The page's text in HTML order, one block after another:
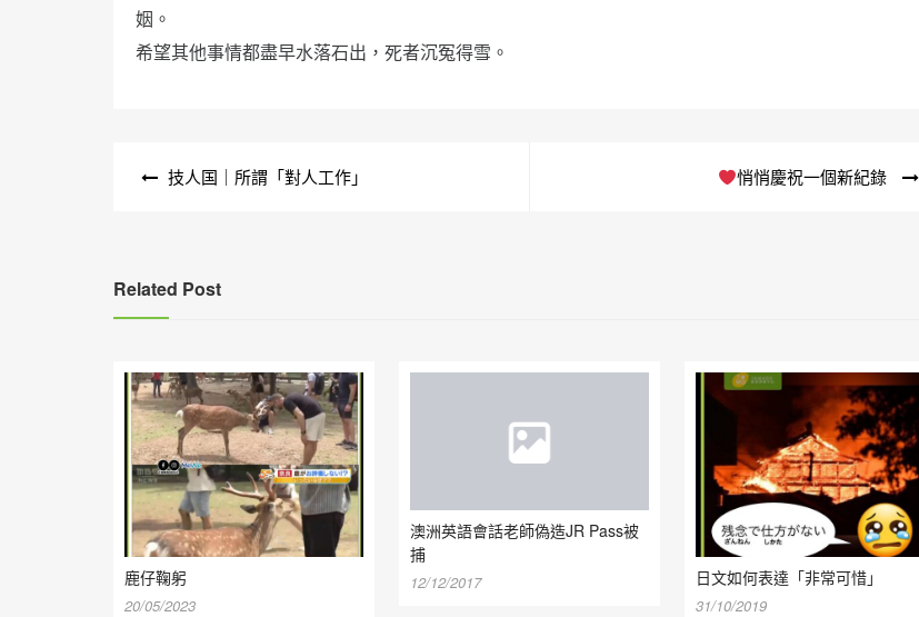
姻。
希望其他事情都盡早水落石出，死者沉冤得雪。
技人国｜所謂「對人工作」 悄悄慶祝一個新紀錄
Related Post
鹿仔鞠躬
20/05/2023
澳洲英語會話老師偽造JR Pass被
捕
12/12/2017 日文如何表達「非常可惜」
31/10/2019